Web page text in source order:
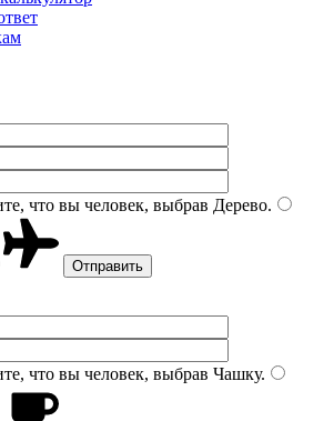
что вы человек, выбрав Дерево.
что вы человек, выбрав Чашку.